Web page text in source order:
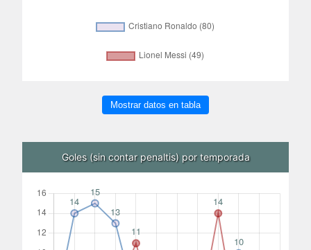
Mostrar datos en tabla
Goles (sin contar penaltis) por temporada